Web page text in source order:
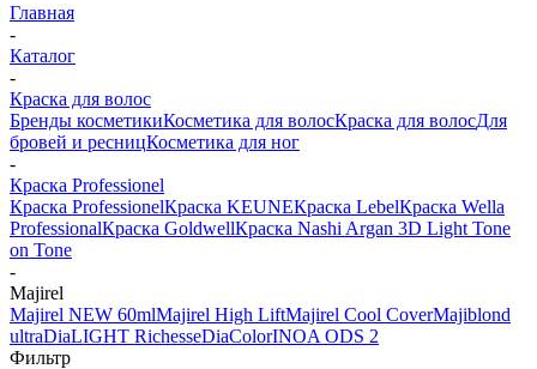
Главная
-
Каталог
-
Краска для волос
Бренды косметикиКосметика для волосКраска для волосДля
бровей и ресницКосметика для ног
-
Краска Professionel
Краска ProfessionelКраска KEUNEКраска LebelКраска Wella
ProfessionalКраска GoldwellКраска Nashi Argan 3D Light Tone
on Tone
-
Majirel
Majirel NEW 60mlMajirel High LiftMajirel Cool CoverMajiblond
ultraDiaLIGHT RichesseDiaColorINOA ODS 2
Фильтр